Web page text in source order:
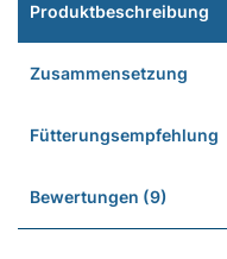
Produktbeschreibung
Zusammensetzung
Fütterungsempfehlung
Bewertungen (9)